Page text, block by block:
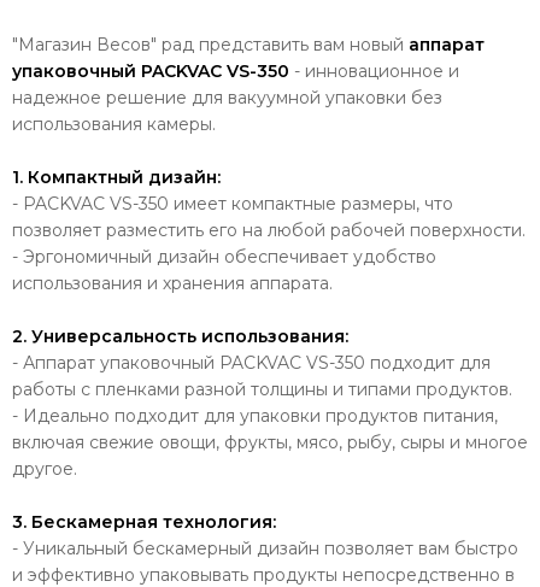
"Магазин Весов" рад представить вам новый аппарат
упаковочный PACKVAC VS-350 - инновационное и
надежное решение для вакуумной упаковки без
использования камеры.
1. Компактный дизайн:
- PACKVAC VS-350 имеет компактные размеры, что
позволяет разместить его на любой рабочей поверхности.
- Эргономичный дизайн обеспечивает удобство
использования и хранения аппарата.
2. Универсальность использования:
- Аппарат упаковочный PACKVAC VS-350 подходит для
работы с пленками разной толщины и типами продуктов.
- Идеально подходит для упаковки продуктов питания,
включая свежие овощи, фрукты, мясо, рыбу, сыры и многое
другое.
3. Бескамерная технология:
- Уникальный бескамерный дизайн позволяет вам быстро
и эффективно упаковывать продукты непосредственно в